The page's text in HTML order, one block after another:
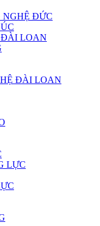
NGHỆ ĐỨC
ĐÀI LOAN
ĐÀI LOAN
LỰC